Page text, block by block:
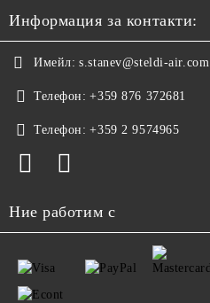
Информация за контакти:
Имейл: s.stanev@steldi-air.com
Телефон: +359 876 372681
Телефон: +359 2 9574965
Ние работим с